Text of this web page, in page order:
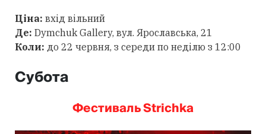
Ціна: вхід вільний
Де: Dymchuk Gallery, вул. Ярославська, 21
Коли: до 22 червня, з середи по неділю з 12:00
Субота
Фестиваль Strichka